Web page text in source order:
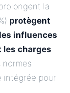
la
protègent
influences
les charges
normes
intégrée pour